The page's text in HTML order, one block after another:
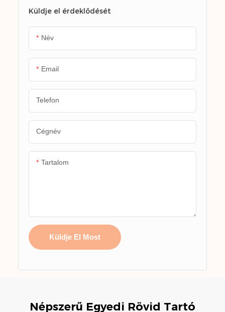
Küldje el érdeklődését
Név
Email
Telefon
Cégnév
Tartalom
Küldje El Most
Népszerű Egyedi Rövid Tartó